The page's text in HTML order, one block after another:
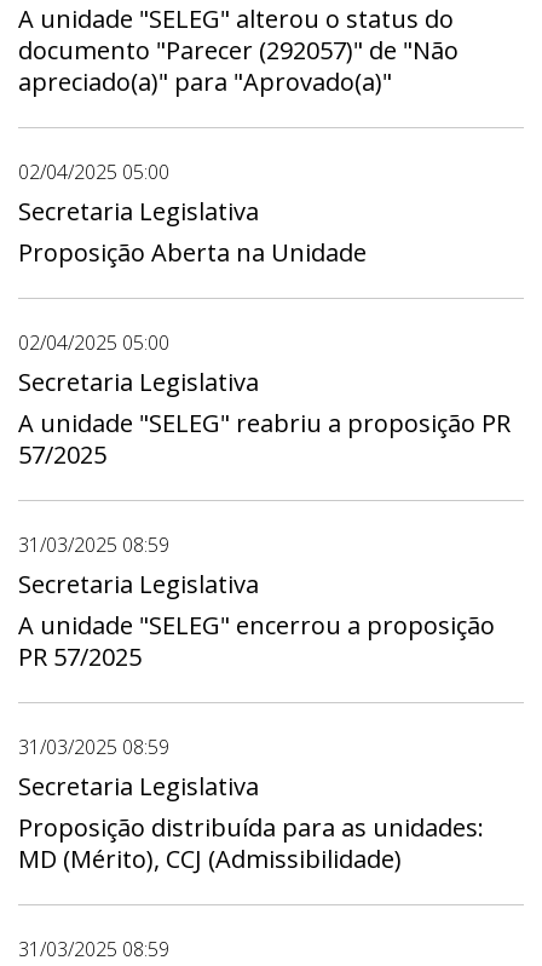
A unidade "SELEG" alterou o status do
documento "Parecer (292057)" de "Não
apreciado(a)" para "Aprovado(a)"
02/04/2025 05:00
Secretaria Legislativa
Proposição Aberta na Unidade
02/04/2025 05:00
Secretaria Legislativa
A unidade "SELEG" reabriu a proposição PR
57/2025
31/03/2025 08:59
Secretaria Legislativa
A unidade "SELEG" encerrou a proposição
PR 57/2025
31/03/2025 08:59
Secretaria Legislativa
Proposição distribuída para as unidades:
MD (Mérito), CCJ (Admissibilidade)
31/03/2025 08:59